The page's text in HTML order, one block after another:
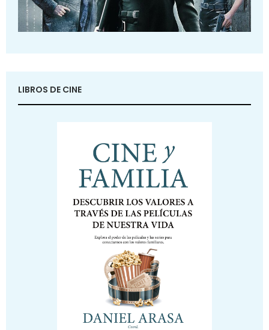
LIBROS DE CINE